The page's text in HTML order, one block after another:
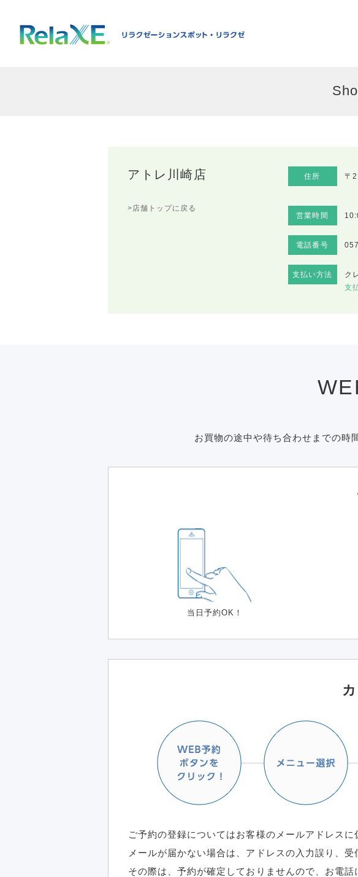
アトレ川崎店
>店舗トップに戻る
住所 〒
営業時間
電話番号
支払い方法
ク
支
お買物の途中や待ち合わせまでの時
当日予約OK！
ご予約の登録についてはお客様のメールアドレス
メールが届かない場合は、アドレスの入力誤り、
その際は、予約が確定しておりませんので、お電話